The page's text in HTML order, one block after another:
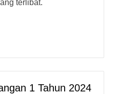
terlibat.
1 Tahun 2024